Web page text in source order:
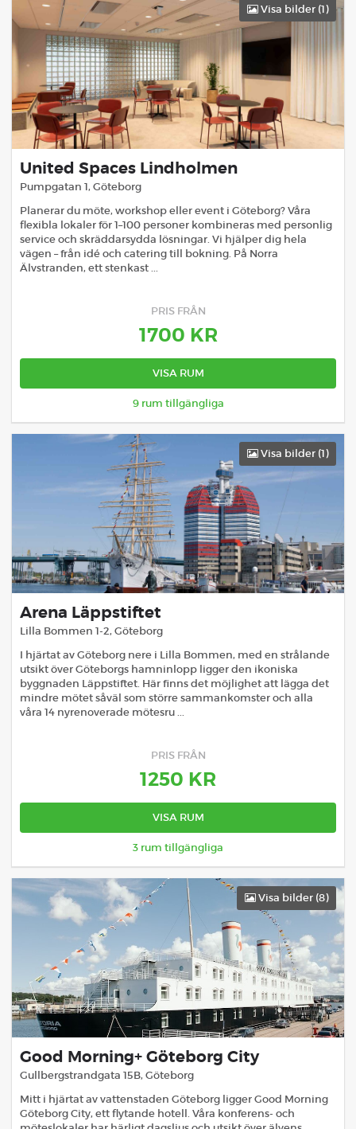
Visa bilder (1)
United Spaces Lindholmen
Pumpgatan 1, Göteborg
Planerar du möte, workshop eller event i Göteborg? Våra
flexibla lokaler för 1–100 personer kombineras med personlig
service och skräddarsydda lösningar. Vi hjälper dig hela
vägen – från idé och catering till bokning. På Norra
Älvstranden, ett stenkast ...
PRIS FRÅN
1700 KR
VISA RUM
9 rum tillgängliga
Visa bilder (1)
Arena Läppstiftet
Lilla Bommen 1-2, Göteborg
I hjärtat av Göteborg nere i Lilla Bommen, med en strålande
utsikt över Göteborgs hamninlopp ligger den ikoniska
byggnaden Läppstiftet. Här finns det möjlighet att lägga det
mindre mötet såväl som större sammankomster och alla
våra 14 nyrenoverade mötesru ...
PRIS FRÅN
1250 KR
VISA RUM
3 rum tillgängliga
Visa bilder (8)
Good Morning+ Göteborg City
Gullbergstrandgata 15B, Göteborg
Mitt i hjärtat av vattenstaden Göteborg ligger Good Morning
Göteborg City, ett flytande hotell. Våra konferens- och